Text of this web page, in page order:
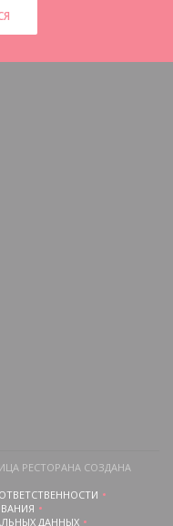
окне))
РЕСТОРАНА СОЗДАНА
В НОВОМ ОКНЕ))
В НОВОМ ОКНЕ))
В НОВОМ ОКНЕ))
ДАННЫХ